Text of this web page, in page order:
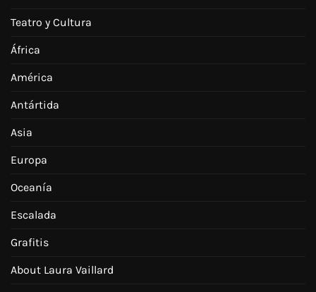
Teatro y Cultura
África
América
Antártida
Asia
Europa
Oceanía
Escalada
Grafitis
About Laura Vaillard